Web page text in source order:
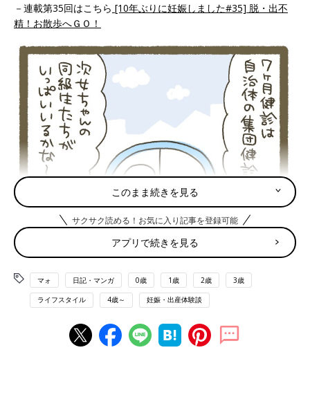
－連載第35回はこちら [10年ぶりに妊娠しました#35] 脱・出不
精！お散歩へＧＯ！
このまま続きを見る
サクサク読める！お気に入り記事を登録可能
アプリで続きを見る
マォ 日記・マンガ 0歳 1歳 2歳 3歳
ライフスタイル 4歳～ 妊娠・出産体験談